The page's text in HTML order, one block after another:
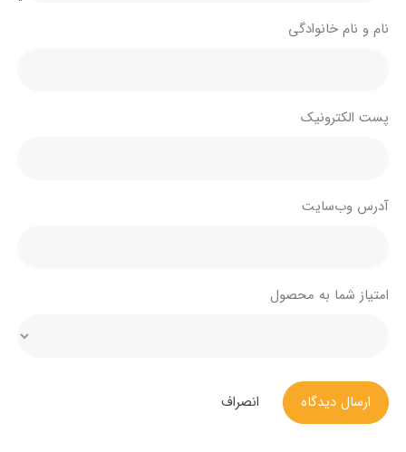
نام و نام خانوادگی
پست الکترونیک
آدرس وب‌سایت
امتیاز شما به محصول
ارسال دیدگاه انصراف